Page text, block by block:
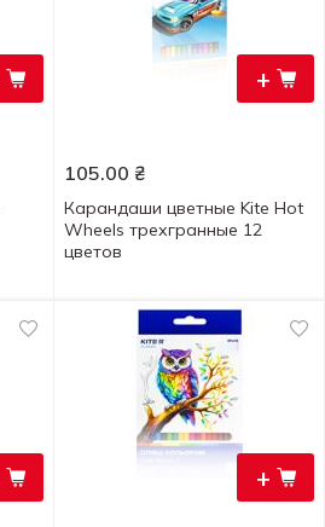
+
105.00 ₴
Карандаши цветные Kite Hot
Wheels трехгранные 12
цветов
+